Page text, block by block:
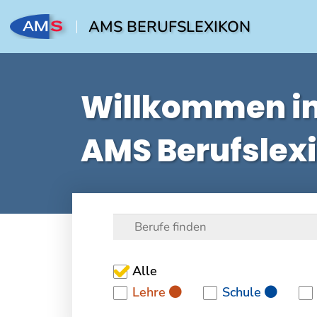
AMS BERUFSLEXIKON
Willkommen
AMS
Alle
Lehre
Schule